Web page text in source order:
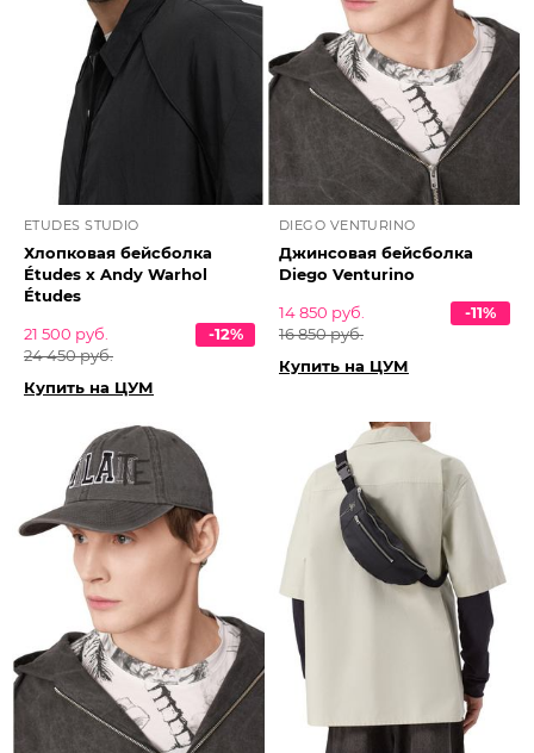
ETUDES STUDIO
Хлопковая бейсболка
Études x Andy Warhol
Études
21 500 руб.
24 450 руб.
-12%
Купить на ЦУМ
DIEGO VENTURINO
Джинсовая бейсболка
Diego Venturino
14 850 руб.
16 850 руб.
-11%
Купить на ЦУМ